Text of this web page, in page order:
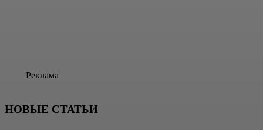
Реклама
НОВЫЕ СТАТЬИ